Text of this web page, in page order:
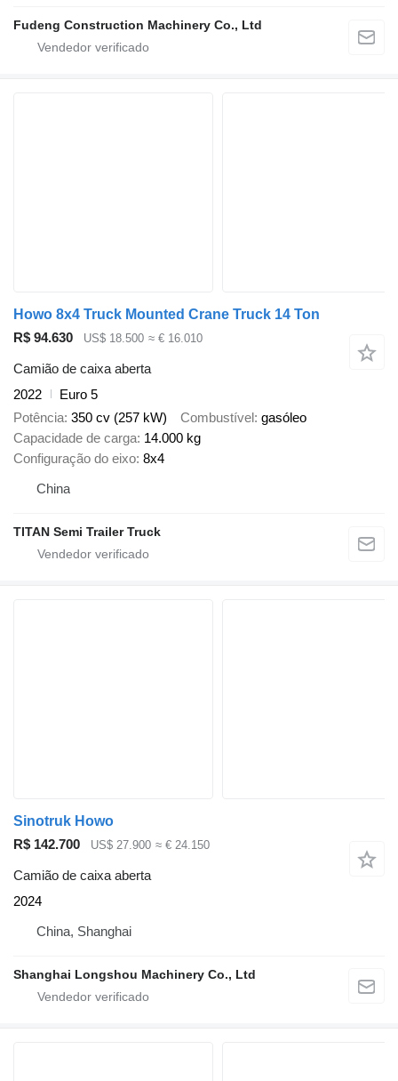
Fudeng Construction Machinery Co., Ltd
Howo 8x4 Truck Mounted Crane Truck 14 Ton
R$ 94.630
US$ 18.500 ≈ € 16.010
Camião de caixa aberta
2022
Euro 5
Potência 350 cv (257 kW) Combustível gasóleo
Capacidade de carga 14.000 kg
Configuração do eixo 8x4
China
TITAN Semi Trailer Truck
Sinotruk Howo
R$ 142.700
US$ 27.900 ≈ € 24.150
Camião de caixa aberta
2024
China, Shanghai
Shanghai Longshou Machinery Co., Ltd